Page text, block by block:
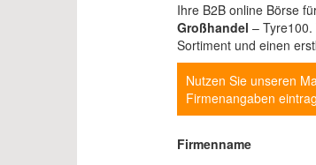
Ihre B2B online Börse
Großhandel –
Sortiment und einen
Nutzen Sie unseren
Firmenangaben
Firmenname